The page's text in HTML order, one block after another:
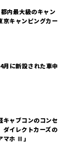
内最大級のキャン
京キャンピングカー
月に新設された車中
キャブコンのコンセ
ダイレクトカーズの
マホ Ⅲ」